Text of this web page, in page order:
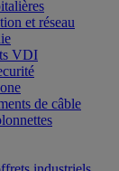
et réseau
VDI
de câble